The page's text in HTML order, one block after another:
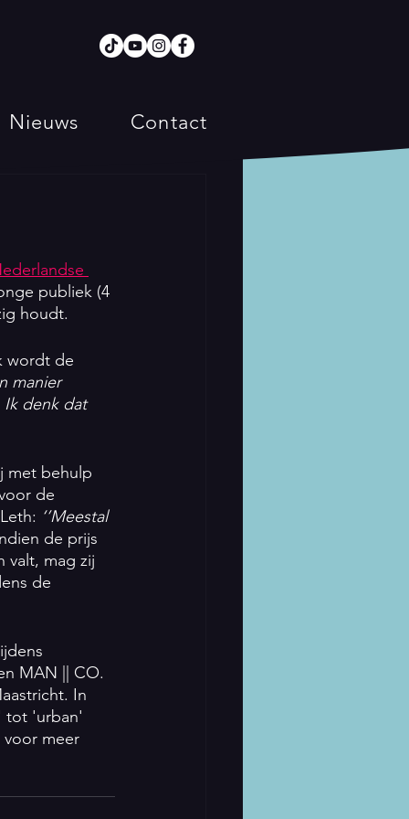
Nieuws Contact
publiek (4
houdt.
wordt de
manier
Ik denk dat
met behulp
de
‘’Meestal
de prijs
valt, mag zij
de
MAN || CO.
In
tot 'urban'
meer